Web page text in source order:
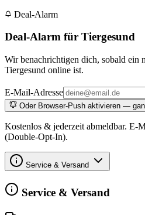
Deal-Alarm
Deal-Alarm für Tiergesund
Wir benachrichtigen dich, sobald ein
Tiergesund online ist.
E-Mail-Adresse
Oder Browser-Push aktivieren —
Kostenlos & jederzeit abmeldbar. E-
(Double-Opt-In).
Service & Versand
Service & Versand